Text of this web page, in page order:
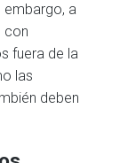
embargo, a
con
fuera de la
las
deben